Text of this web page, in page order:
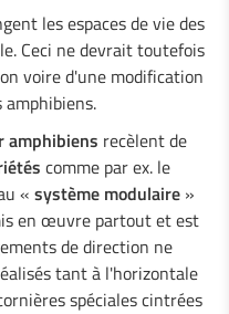
métalliques
motocyclistes
en bois
Rail BW & Super-Rail
Guard, Guard-Vox &
de terre-plein «
les espaces de vie des
Ceci ne devrait toutefois
voire d'une modification
amphibiens recèlent de
comme par ex. le
« système modulaire »
en œuvre partout et est
de direction ne
tant à l'horizontale
spéciales cintrées